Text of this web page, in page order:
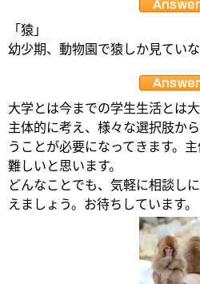
「猿」
幼少期、動物園で猿しか見てい
大学とは今までの学生生活とは大
主体的に考え、様々な選択肢か
うことが必要になってきます。
難しいと思います。
どんなことでも、気軽に相談し
えましょう。お待ちしています。